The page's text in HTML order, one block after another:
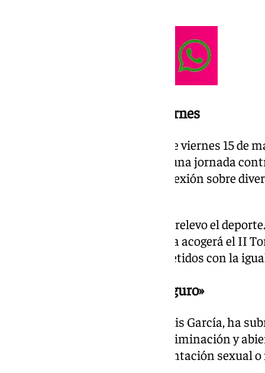
El inicio, previsto para el viernes
La programación arrancará este viernes 15 de
Hogar Virgen de los Reyes, con una jornada
Será un espacio de diálogo y reflexión sobre
El sábado 16 de mayo tomará el relevo el
Centro Deportivo Vega de Triana acogerá el II
fútbol 7, con equipos comprometidos con la
Un espacio que «debe ser seguro»
El delegado de Igualdad, José Luis García, ha
un espacio seguro, libre de discriminación y
independientemente de su orientación sexual o